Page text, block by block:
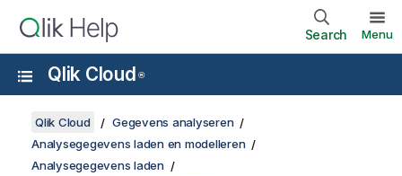
Search Menu
Qlik Cloud ®
Qlik Cloud
Gegevens analyseren
Analysegegevens laden en modelleren
Analysegegevens laden